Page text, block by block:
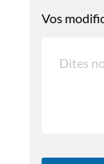
Vos